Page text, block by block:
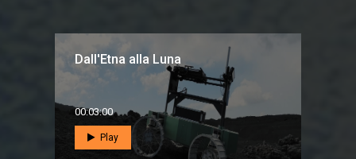
Dall'Etna alla Luna
00:03:00
Play